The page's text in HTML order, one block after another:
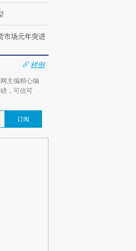
市场元年突进
样例
主编精心编
，可信可
订阅